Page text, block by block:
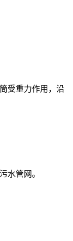
受重力作用，沿
水管网。